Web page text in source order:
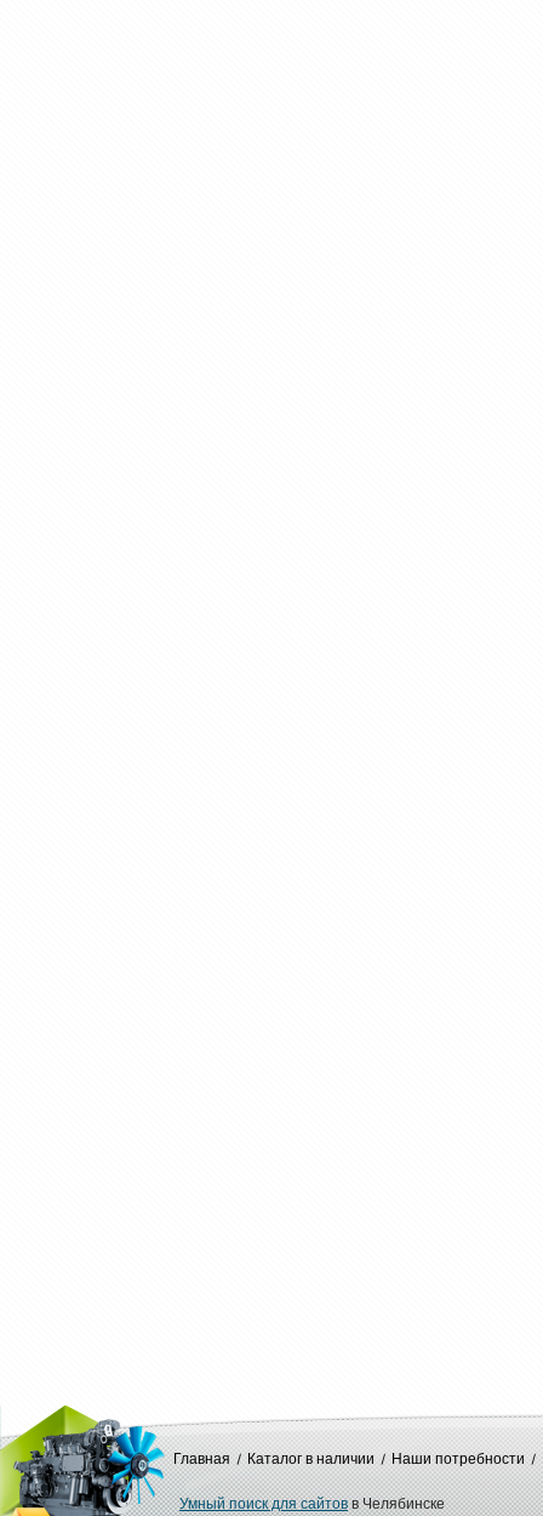
Главная Каталог в наличии Наши потребности
Умный поиск для сайтовв Челябинске